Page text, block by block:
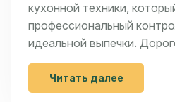
кухонной техники,
профессиональный
идеальной выпечки.
кто считает печение
единственный выбор.
Читать далее